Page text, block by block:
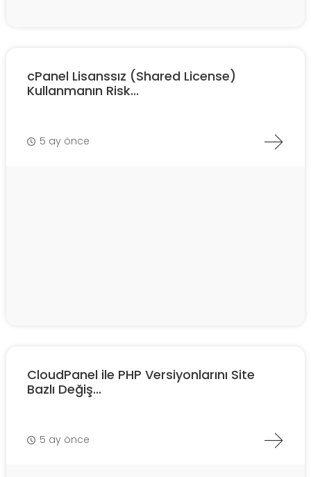
cPanel Lisanssız (Shared License)
Kullanmanın Risk...
5 ay önce
CloudPanel ile PHP Versiyonlarını Site
Bazlı Değiş...
5 ay önce